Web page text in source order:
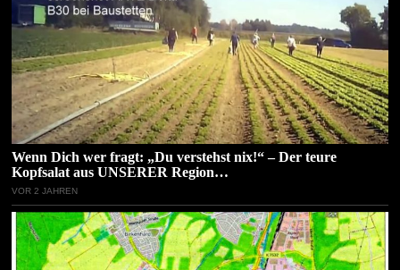
Wenn Dich wer fragt: „Du verstehst nix!“ – Der teure
Kopfsalat aus UNSERER Region…
VOR 2 JAHREN